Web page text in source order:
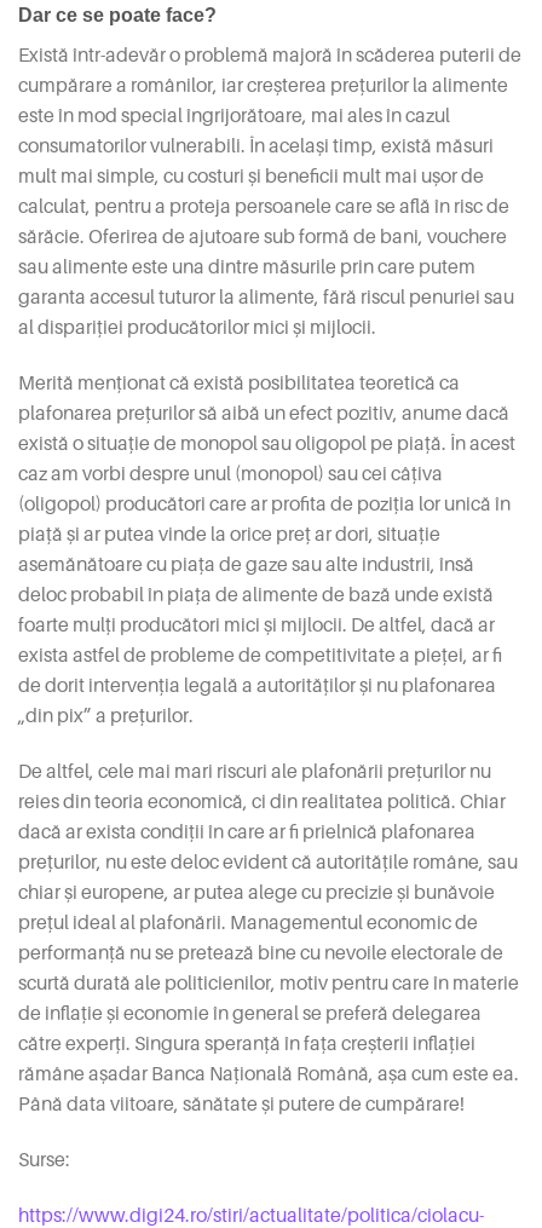
Dar ce se poate face?
Există într-adevăr o problemă majoră în scăderea puterii de
cumpărare a românilor, iar creșterea prețurilor la alimente
este în mod special îngrijorătoare, mai ales în cazul
consumatorilor vulnerabili. În același timp, există măsuri
mult mai simple, cu costuri și beneficii mult mai ușor de
calculat, pentru a proteja persoanele care se află în risc de
sărăcie. Oferirea de ajutoare sub formă de bani, vouchere
sau alimente este una dintre măsurile prin care putem
garanta accesul tuturor la alimente, fără riscul penuriei sau
al dispariției producătorilor mici și mijlocii.
Merită menționat că există posibilitatea teoretică ca
plafonarea prețurilor să aibă un efect pozitiv, anume dacă
există o situație de monopol sau oligopol pe piață. În acest
caz am vorbi despre unul (monopol) sau cei câțiva
(oligopol) producători care ar profita de poziția lor unică în
piață și ar putea vinde la orice preț ar dori, situație
asemănătoare cu piața de gaze sau alte industrii, însă
deloc probabil în piața de alimente de bază unde există
foarte mulți producători mici și mijlocii. De altfel, dacă ar
exista astfel de probleme de competitivitate a pieței, ar fi
de dorit intervenția legală a autorităților și nu plafonarea
„din pix” a prețurilor.
De altfel, cele mai mari riscuri ale plafonării prețurilor nu
reies din teoria economică, ci din realitatea politică. Chiar
dacă ar exista condiții în care ar fi prielnică plafonarea
prețurilor, nu este deloc evident că autoritățile române, sau
chiar și europene, ar putea alege cu precizie și bunăvoie
prețul ideal al plafonării. Managementul economic de
performanță nu se pretează bine cu nevoile electorale de
scurtă durată ale politicienilor, motiv pentru care în materie
de inflație și economie în general se preferă delegarea
către experți. Singura speranță în fața creșterii inflației
rămâne așadar Banca Națională Română, așa cum este ea.
Până data viitoare, sănătate și putere de cumpărare!
Surse:
https://www.digi24.ro/stiri/actualitate/politica/ciolacu-